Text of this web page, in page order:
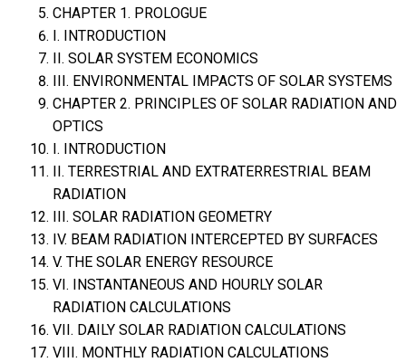
CHAPTER 1. PROLOGUE
I. INTRODUCTION
II. SOLAR SYSTEM ECONOMICS
III. ENVIRONMENTAL IMPACTS OF SOLAR SYSTEMS
CHAPTER 2. PRINCIPLES OF SOLAR RADIATION AND
OPTICS
I. INTRODUCTION
II. TERRESTRIAL AND EXTRATERRESTRIAL BEAM
RADIATION
III. SOLAR RADIATION GEOMETRY
IV. BEAM RADIATION INTERCEPTED BY SURFACES
V. THE SOLAR ENERGY RESOURCE
VI. INSTANTANEOUS AND HOURLY SOLAR
RADIATION CALCULATIONS
VII. DAILY SOLAR RADIATION CALCULATIONS
VIII. MONTHLY RADIATION CALCULATIONS